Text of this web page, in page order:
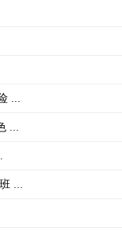
...
...
...